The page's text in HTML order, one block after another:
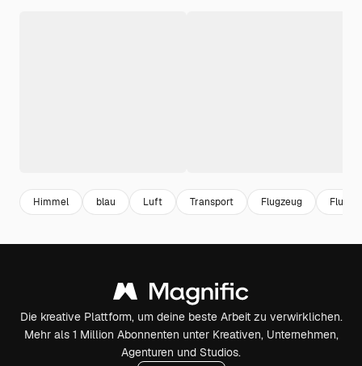
Himmel blau Luft Transport Flugzeug Flug
Die kreative Plattform, um deine beste Arbeit zu verwirklichen.
Mehr als 1 Million Abonnenten unter Kreativen, Unternehmen,
Agenturen und Studios.